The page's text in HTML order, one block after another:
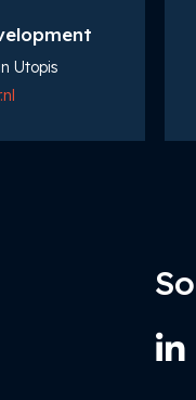
Utopis